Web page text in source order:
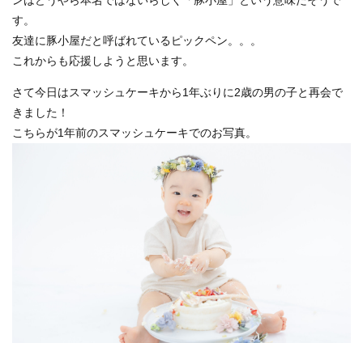
す。
友達に豚小屋だと呼ばれているピックペン。。。
これからも応援しようと思います。
さて今日はスマッシュケーキから1年ぶりに2歳の男の子と再会で
きました！
こちらが1年前のスマッシュケーキでのお写真。